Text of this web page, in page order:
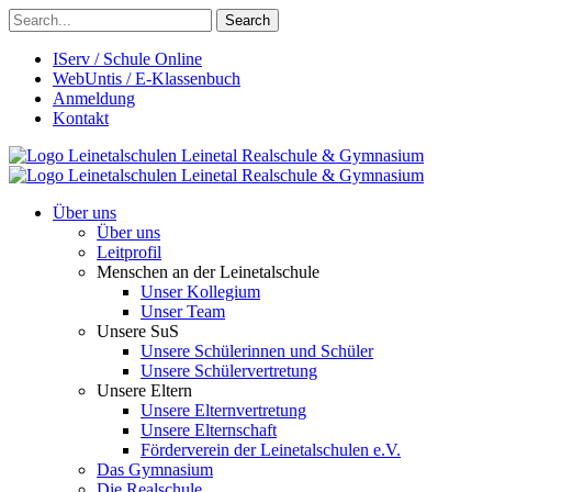
Search
IServ / Schule Online
WebUntis / E-Klassenbuch
Anmeldung
Kontakt
Leinetalschulen Leinetal Realschule & Gymnasium
Leinetalschulen Leinetal Realschule & Gymnasium
Über uns
Über uns
Leitprofil
Menschen an der Leinetalschule
Unser Kollegium
Unser Team
Unsere SuS
Unsere Schülerinnen und Schüler
Unsere Schülervertretung
Unsere Eltern
Unsere Elternvertretung
Unsere Elternschaft
Förderverein der Leinetalschulen e.V.
Das Gymnasium